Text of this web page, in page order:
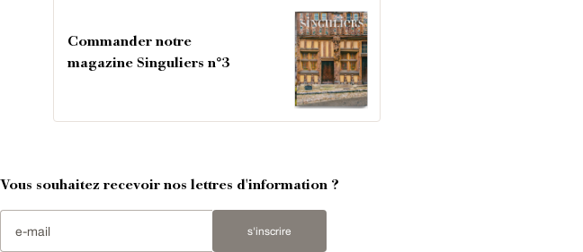
Commander notre
magazine Singuliers n°3
Vous souhaitez recevoir nos lettres d'information ?
s'inscrire